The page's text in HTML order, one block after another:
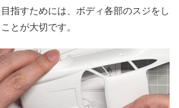
指すためには、ボディ各部のスジをし
とが大切です。